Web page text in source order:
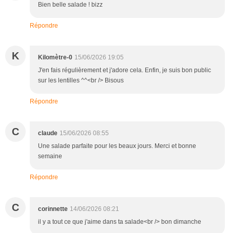
Bien belle salade ! bizz
Répondre
K Kilomètre-0 15/06/2026 19:05
J'en fais régulièrement et j'adore cela. Enfin, je suis bon public
sur les lentilles ^^<br /> Bisous
Répondre
C claude 15/06/2026 08:55
Une salade parfaite pour les beaux jours. Merci et bonne
semaine
Répondre
C corinnette 14/06/2026 08:21
il y a tout ce que j'aime dans ta salade<br /> bon dimanche